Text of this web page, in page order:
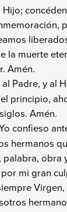
la muerte
Amén.
Padre, y al
principio,
Amén.
confieso
hermanos
palabra, obra
mi gran